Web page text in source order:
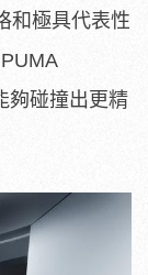
和極具代表性
夠碰撞出更精